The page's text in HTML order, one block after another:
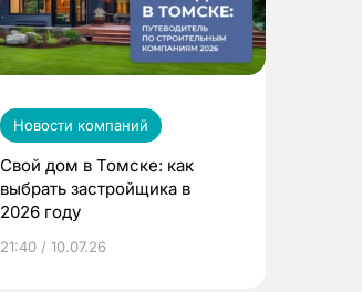
Новости компаний
Свой дом в Томске: как
выбрать застройщика в
2026 году
21:40 / 10.07.26